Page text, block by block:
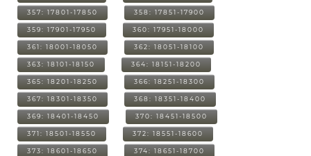
357: 17801-17850 358: 17851-17900
359: 17901-17950 360: 17951-18000
361: 18001-18050 362: 18051-18100
363: 18101-18150 364: 18151-18200
365: 18201-18250 366: 18251-18300
367: 18301-18350 368: 18351-18400
369: 18401-18450 370: 18451-18500
371: 18501-18550 372: 18551-18600
373: 18601-18650 374: 18651-18700